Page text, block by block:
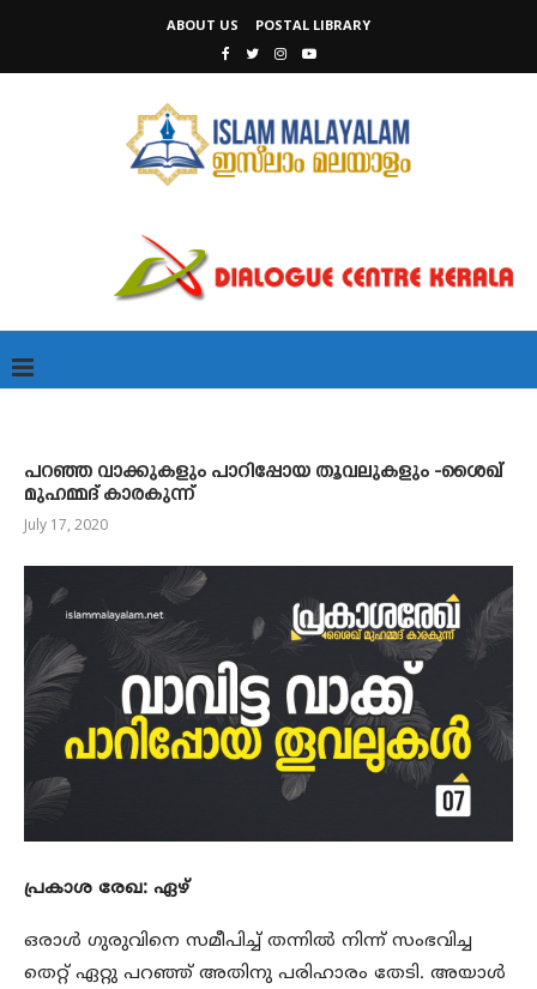
ABOUT US POSTAL LIBRARY
പറഞ്ഞ വാക്കുകളും പാറിപ്പോയ തൂവലുകളും -ശൈഖ്
മുഹമ്മദ് കാരകുന്ന്
July 17, 2020
പ്രകാശ രേഖ: ഏഴ്
ഒരാൾ ഗുരുവിനെ സമീപിച്ച് തന്നിൽ നിന്ന് സംഭവിച്ച
തെറ്റ് ഏറ്റു പറഞ്ഞ് അതിനു പരിഹാരം തേടി. അയാൾ